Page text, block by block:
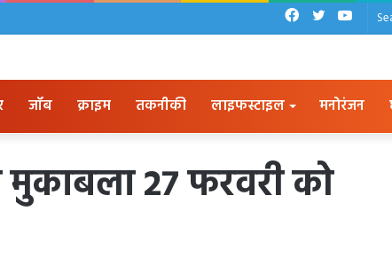
Twitter
Facebook
जॉब क्राइम तकनीकी लाइफस्टाइल मनोरंजन
27 फरवरी को